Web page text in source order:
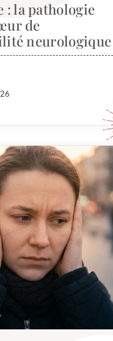
: la pathologie
de
neurologique